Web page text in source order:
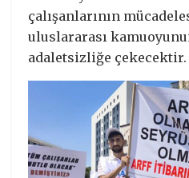
çalışanlarının
uluslararası
adaletsizliğe çekecektir.